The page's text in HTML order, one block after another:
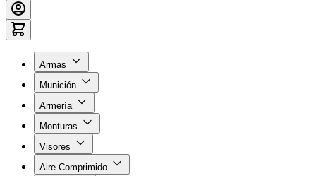
Armas
Munición
Armería
Monturas
Visores
Aire Comprimido